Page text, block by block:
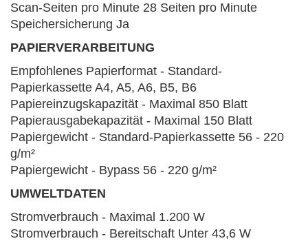
Scan-Seiten pro Minute 28 Seiten pro Minute
Speichersicherung Ja
PAPIERVERARBEITUNG
Empfohlenes Papierformat - Standard-
Papierkassette A4, A5, A6, B5, B6
Papiereinzugskapazität - Maximal 850 Blatt
Papierausgabekapazität - Maximal 150 Blatt
Papiergewicht - Standard-Papierkassette 56 - 220
g/m²
Papiergewicht - Bypass 56 - 220 g/m²
UMWELTDATEN
Stromverbrauch - Maximal 1.200 W
Stromverbrauch - Bereitschaft Unter 43,6 W